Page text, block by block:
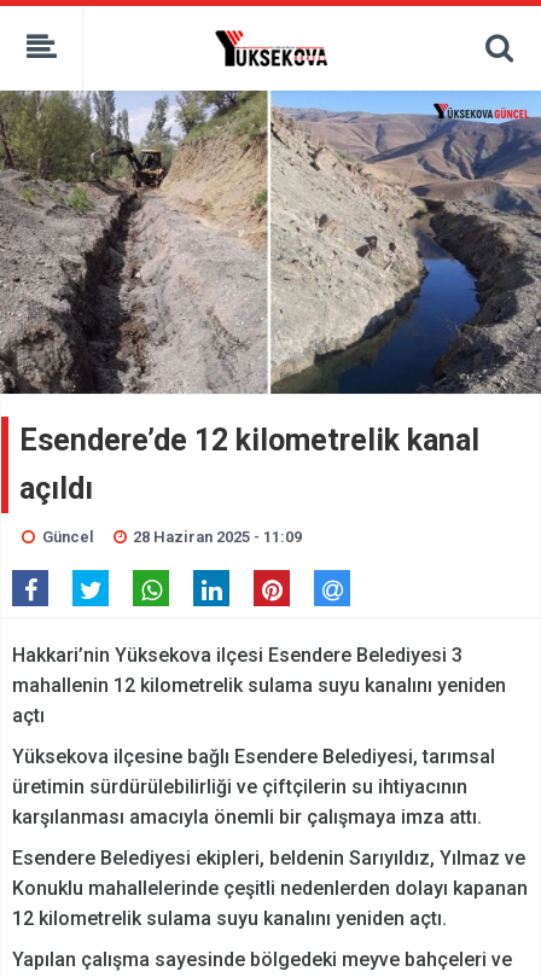
kaçak bahis
deneme bonusu
canlı bahis siteleri
deneme bonusu veren siteler
bahis siteleri
porno izle
Esendere’de 12 kilometrelik kanal
açıldı
Güncel 28 Haziran 2025 - 11:09
Hakkari’nin Yüksekova ilçesi Esendere Belediyesi 3
mahallenin 12 kilometrelik sulama suyu kanalını yeniden
açtı
Yüksekova ilçesine bağlı Esendere Belediyesi, tarımsal
üretimin sürdürülebilirliği ve çiftçilerin su ihtiyacının
karşılanması amacıyla önemli bir çalışmaya imza attı.
Esendere Belediyesi ekipleri, beldenin Sarıyıldız, Yılmaz ve
Konuklu mahallelerinde çeşitli nedenlerden dolayı kapanan
12 kilometrelik sulama suyu kanalını yeniden açtı.
Yapılan çalışma sayesinde bölgedeki meyve bahçeleri ve